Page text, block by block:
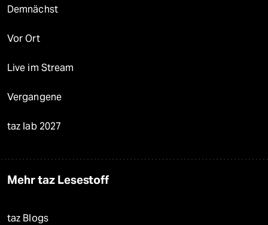
Demnächst
Vor Ort
Live im Stream
Vergangene
taz lab 2027
Mehr taz Lesestoff
taz Blogs